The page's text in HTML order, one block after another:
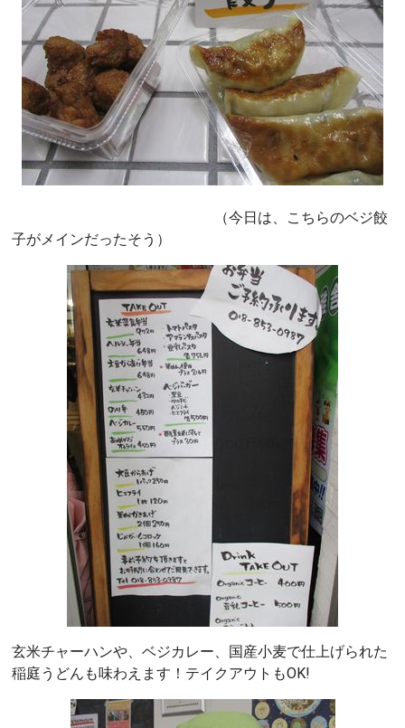
（今日は、こちらのベジ餃
子がメインだったそう）
玄米チャーハンや、ベジカレー、国産小麦で仕上げられた
稲庭うどんも味わえます！テイクアウトもOK!